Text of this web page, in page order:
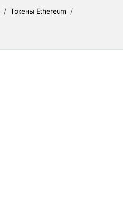
/ Токены Ethereum /